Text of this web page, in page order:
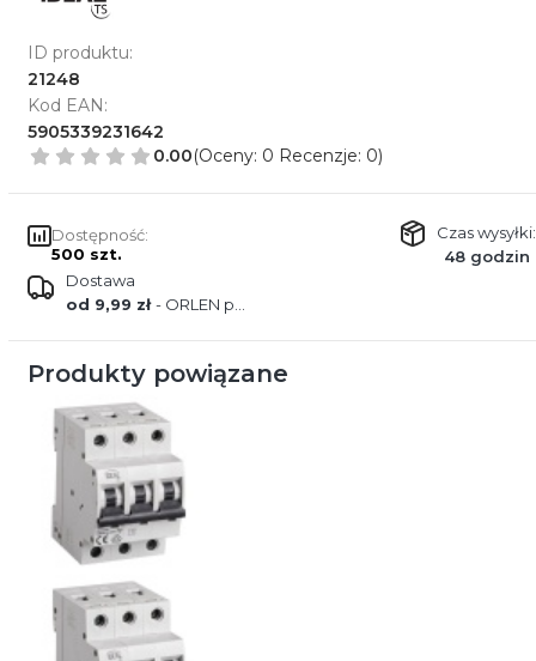
ID produktu:
21248
Kod EAN:
5905339231642
0.00(Oceny: 0 Recenzje: 0)
Dostępność:
500 szt.
Czas wysyłki:
48 godzin
Dostawa
od 9,99 zł- ORLEN paczka
Produkty powiązane